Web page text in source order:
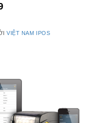
VIỆT NAM IPOS